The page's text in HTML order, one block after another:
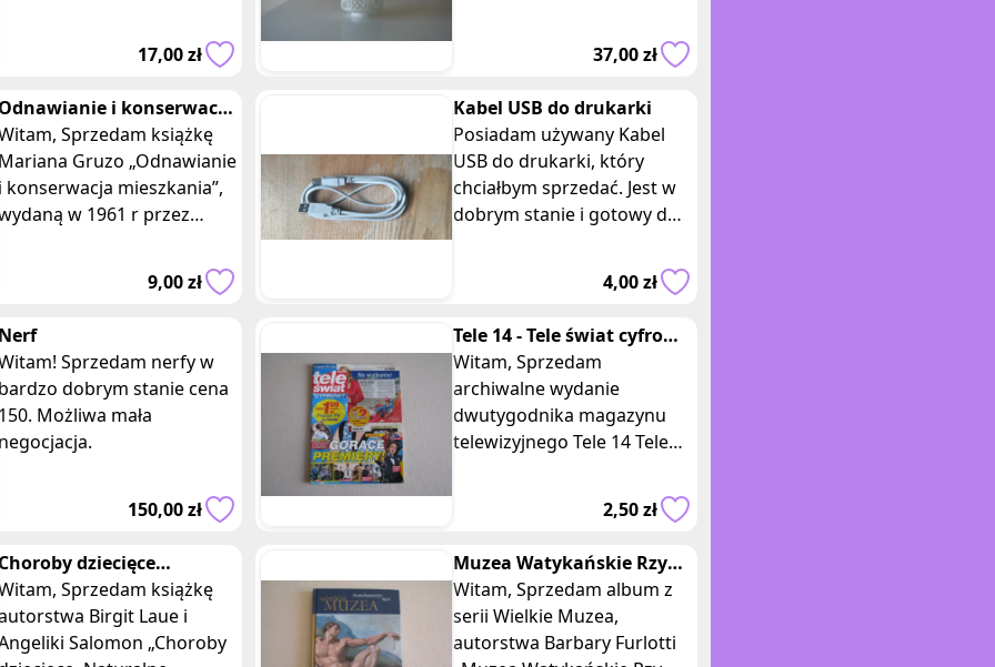
ze stal17,00 zł 37,00 zł
i konserwacja
Marian Gruzo
Sprzedam książkę
Gruzo „Odnawianie
konserwacja mieszkania”,
w 1961 r przez
w miękkiej prawie, o
9,00 zł
Kabel USB do drukarki
Posiadam używany Kabel
USB do drukarki, który
chciałbym sprzedać. Jest w
dobrym stanie i gotowy do
rozwiązania do podł4,00 zł
Sprzedam nerfy w
dobrym stanie cena
Możliwa mała
150,00 zł
Tele 14 - Tele świat cyfrowy
gazeta program
telewizyjny 2016
Witam, Sprzedam
archiwalne wydanie
dwutygodnika magazynu
telewizyjnego Tele 14 Tele
2,50 zł
dziecięce
sposoby
B. Laue Salomon
Sprzedam książkę
Birgit Laue i
Salomon „Choroby
Muzea Watykańskie Rzym
– cykl Wielkie muzea
Barbara Furlotti
Witam, Sprzedam album z
serii Wielkie Muzea,
autorstwa Barbary Furlotti